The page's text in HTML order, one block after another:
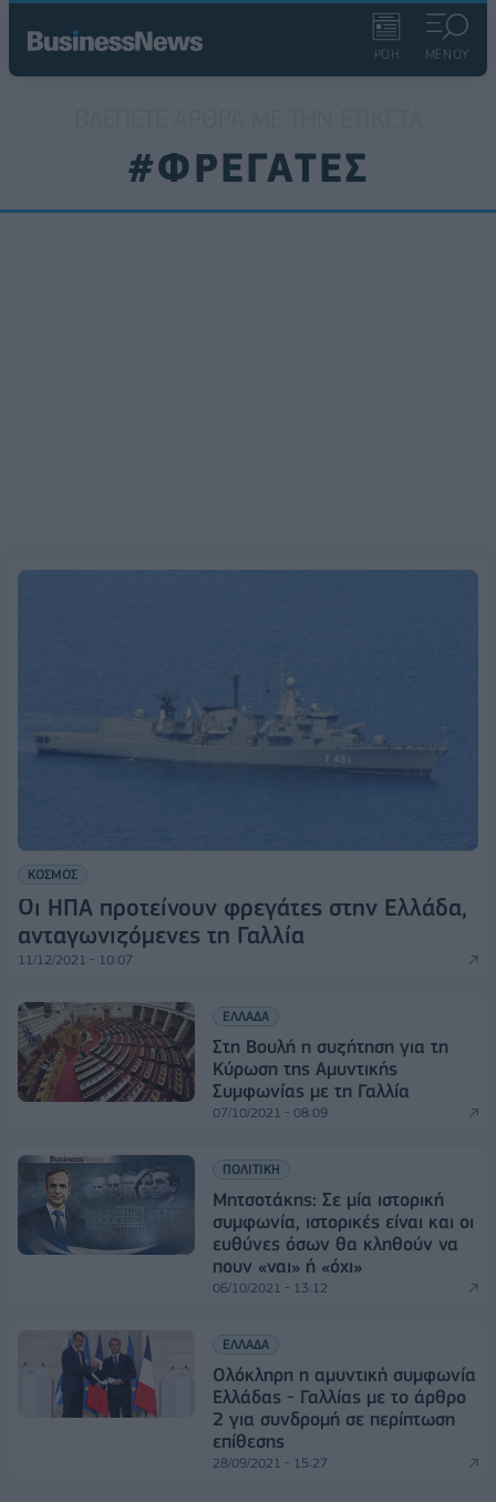
ΡΟΗ ΜΕΝΟΥ
#ΦΡΕΓΑΤΕΣ
ΚΟΣΜΟΣ
Οι ΗΠΑ προτείνουν φρεγάτες στην Ελλάδα,
ανταγωνιζόμενες τη Γαλλία
11/12/2021 - 10:07
ΕΛΛΑΔΑ
Στη Βουλή η συζήτηση για τη
Κύρωση της Αμυντικής
Συμφωνίας με τη Γαλλία
07/10/2021 - 08:09
ΠΟΛΙΤΙΚΗ
Μητσοτάκης: Σε μία ιστορική
συμφωνία, ιστορικές είναι και οι
ευθύνες όσων θα κληθούν να
πουν «ναι» ή «όχι»
06/10/2021 - 13:12
ΕΛΛΑΔΑ
Ολόκληρη η αμυντική συμφωνία
Ελλάδας - Γαλλίας με τo άρθρο
2 για συνδρομή σε περίπτωση
επίθεσης
28/09/2021 - 15:27